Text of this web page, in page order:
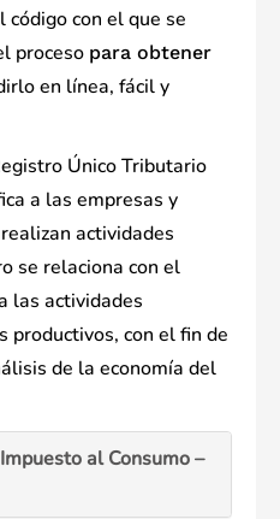
código con el que se
proceso para obtener
en línea, fácil y
Único Tributario
a las empresas y
actividades
se relaciona con el
las actividades
productivos, con el fin de
de la economía del
al Consumo –